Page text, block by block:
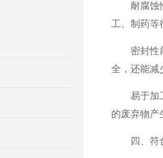
AC-MOTOREN电机FCPA 71B-2参数
耐腐蚀性
工、制药等
密封性
全，还能减
易于加工
的废弃物产
四、符